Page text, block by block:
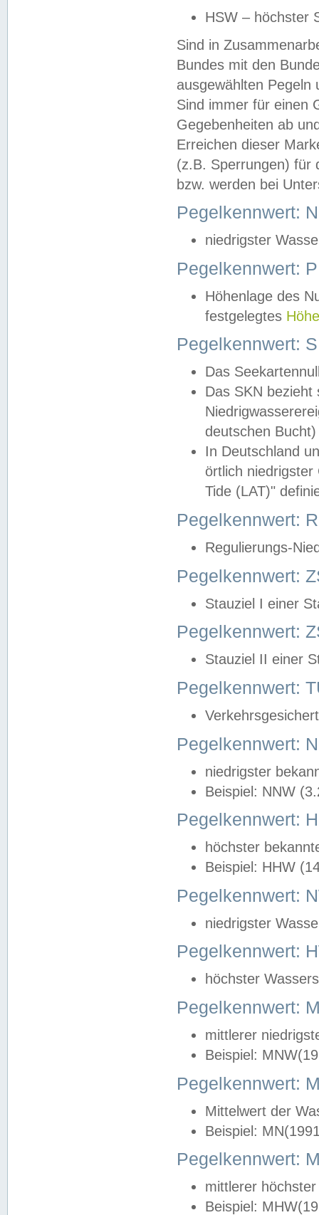
HSW – höchster
Sind in
Bundes mit den
ausgewählten
Sind immer für einen
Gegebenheiten ab
Erreichen dieser
(z.B. Sperrungen) für
bzw. werden bei
Pegelkennwert:
niedrigster
Pegelkennwert:
Höhenlage des
festgelegtes
Pegelkennwert:
Das
Das SKN
deutschen
In Deutschland
örtlich
Tide (LAT)"
Pegelkennwert:
Regulierungs-
Pegelkennwert:
Stauziel I einer
Pegelkennwert:
Stauziel II einer
Pegelkennwert:
Pegelkennwert:
niedrigster
Beispiel: NNW
Pegelkennwert:
höchster
Beispiel: HHW
Pegelkennwert:
niedrigster
Pegelkennwert:
höchster
Pegelkennwert:
mittlerer
Beispiel:
Pegelkennwert:
Mittelwert der
Beispiel:
Pegelkennwert:
mittlerer
Beispiel: